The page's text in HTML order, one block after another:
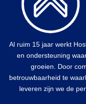
Al ruim 15 jaar werkt
en ondersteuning
groeien. Door
betrouwbaarheid te
leveren zijn we de